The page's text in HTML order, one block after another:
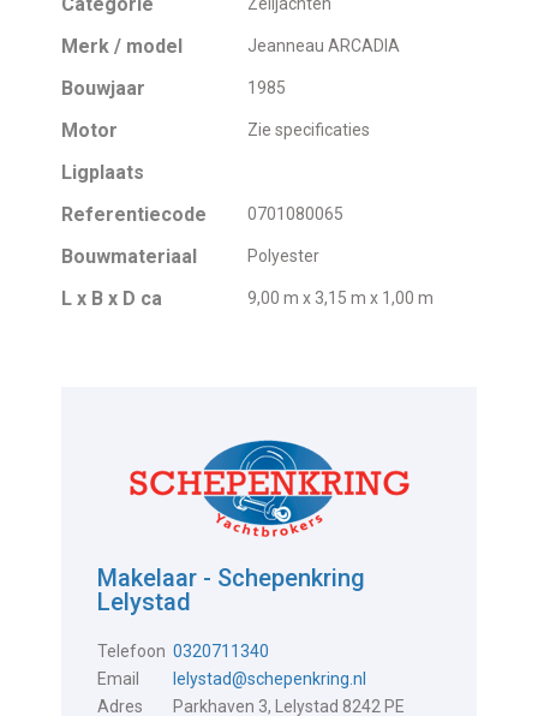
Merk / model Jeanneau ARCADIA
Bouwjaar 1985
Motor Zie specificaties
Ligplaats
Referentiecode
0701080065
Bouwmateriaal Polyester
L x B x D ca 9,00 m x 3,15 m x 1,00 m
Makelaar - Schepenkring
Lelystad
Telefoon 0320711340
Email
lelystad@schepenkring.nl
Adres
Parkhaven 3, Lelystad 8242 PE